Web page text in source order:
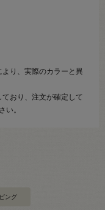
より、実際のカラーと異
ており、注文が確定して
い。
ング